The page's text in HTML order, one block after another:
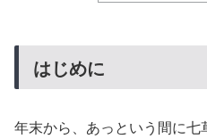
はじめに
年末から、あっという間に